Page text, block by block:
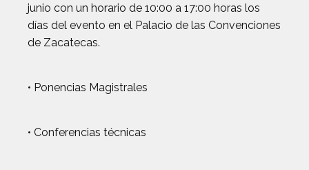
junio con un horario de 10:00 a 17:00 horas los
días del evento en el Palacio de las Convenciones
de Zacatecas.
• Ponencias Magistrales
• Conferencias técnicas